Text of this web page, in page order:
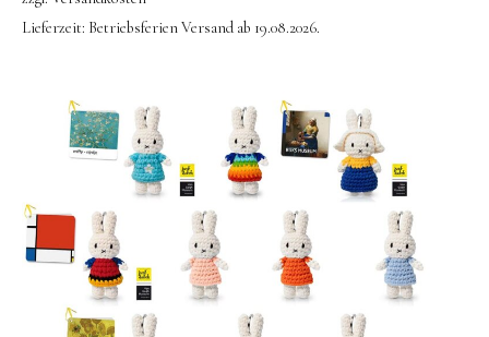
Lieferzeit: Betriebsferien Versand ab 19.08.2026.